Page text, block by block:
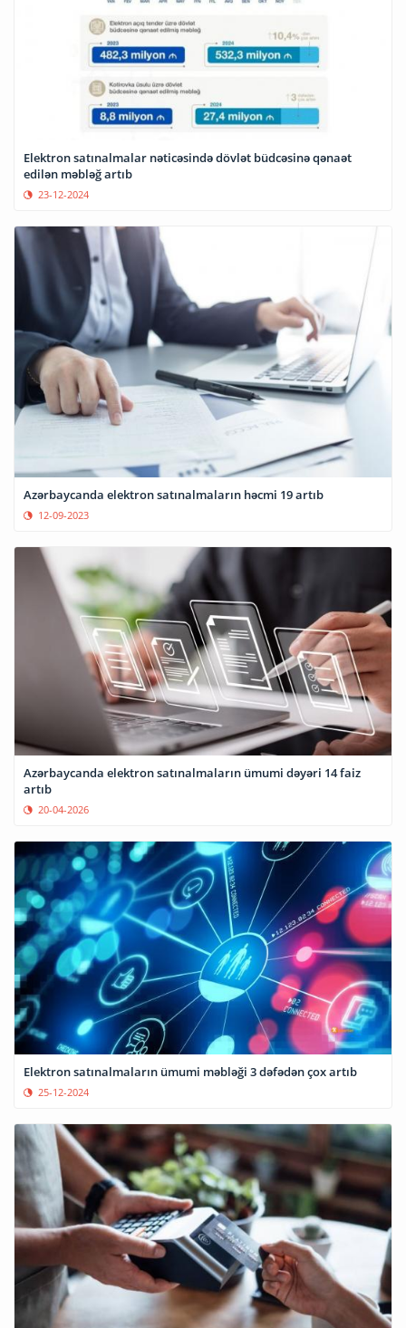
Elektron satınalmalar nəticəsində dövlət büdcəsinə qənaət
edilən məbləğ artıb
23-12-2024
Azərbaycanda elektron satınalmaların həcmi 19 artıb
12-09-2023
Azərbaycanda elektron satınalmaların ümumi dəyəri 14 faiz
artıb
20-04-2026
Elektron satınalmaların ümumi məbləği 3 dəfədən çox artıb
25-12-2024